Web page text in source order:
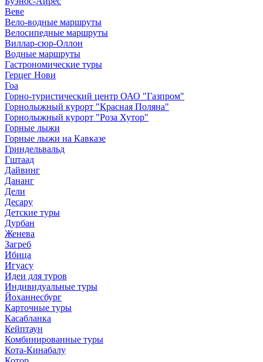
Веве
Вело-водные маршруты
Велосипедные маршруты
Виллар-сюр-Оллон
Водные маршруты
Гастрономические туры
Герцег Нови
Гоа
Горно-туристический центр ОАО "Газпром"
Горнолыжный курорт "Красная Поляна"
Горнолыжный курорт "Роза Хутор"
Горные лыжи
Горные лыжи на Кавказе
Гриндельвальд
Гштаад
Дайвинг
Дананг
Дели
Десару
Детские туры
Дурбан
Женева
Загреб
Ибица
Игуасу
Идеи для туров
Индивидуальные туры
Йоханнесбург
Карточные туры
Касабланка
Кейптаун
Комбинированные туры
Кота-Кинабалу